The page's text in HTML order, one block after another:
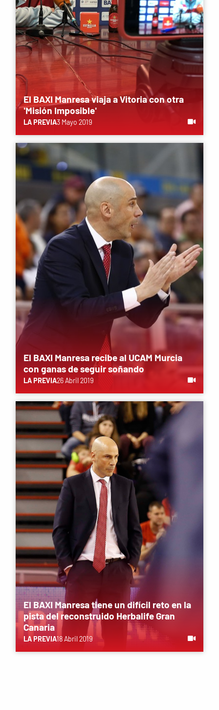
El BAXI Manresa viaja a Vitoria con otra
'Misión Imposible'
LA PREVIA3 Mayo 2019
El BAXI Manresa recibe al UCAM Murcia
con ganas de seguir soñando
LA PREVIA26 Abril 2019
El BAXI Manresa tiene un difícil reto en la
pista del reconstruido Herbalife Gran
Canaria
LA PREVIA18 Abril 2019